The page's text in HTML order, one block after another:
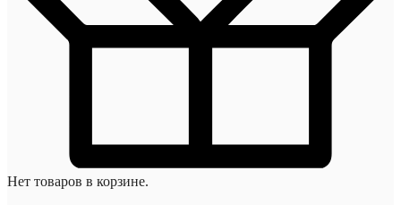
Нет товаров в корзине.